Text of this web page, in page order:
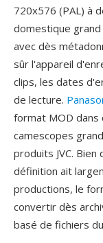
720x576 (PAL) à
domestique
avec dès
sûr l'appareil
clips, les dates
de lecture.
format MOD dans
camescopes
produits JVC.
définition ait
productions, le
convertir dès
basé de fichiers